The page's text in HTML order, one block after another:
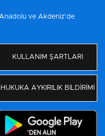
ve Akdeniz’de
KULLANIM ŞARTLARI
HUKUKA AYKIRILIK BİLDİRİMİ